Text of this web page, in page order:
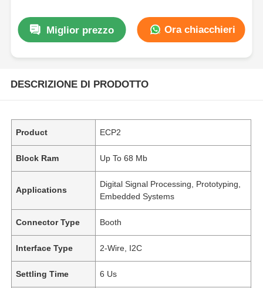
Miglior prezzo Ora chiacchieri
DESCRIZIONE DI PRODOTTO
Product ECP2
Block Ram Up To 68 Mb
Applications
Digital Signal Processing, Prototyping,
Embedded Systems
Connector Type Booth
Interface Type 2-Wire, I2C
Settling Time 6 Us